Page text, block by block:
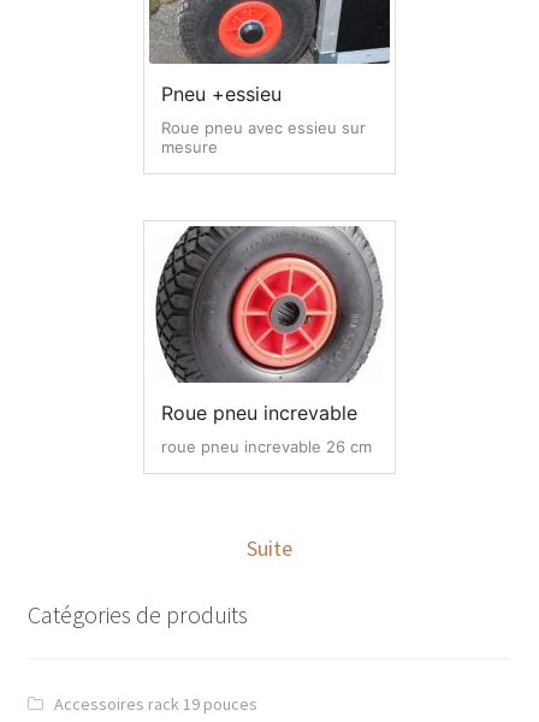
Pneu +essieu
Roue pneu avec essieu sur
mesure
Roue pneu increvable
roue pneu increvable 26 cm
Suite
Catégories de produits
Accessoires rack 19 pouces